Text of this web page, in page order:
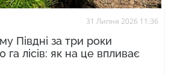
31 Липня 2026 11:36
Півдні за три роки
лісів: як на це впливає